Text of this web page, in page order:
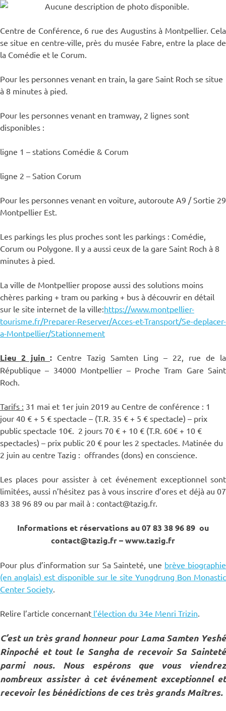
Centre de Conférence, 6 rue des Augustins à Montpellier. Cela
se situe en centre-ville, près du musée Fabre, entre la place de
la Comédie et le Corum.
Pour les personnes venant en train, la gare Saint Roch se situe
à 8 minutes à pied.
Pour les personnes venant en tramway, 2 lignes sont
disponibles :
ligne 1 – stations Comédie & Corum
ligne 2 – Sation Corum
Pour les personnes venant en voiture, autoroute A9 / Sortie 29
Montpellier Est.
Les parkings les plus proches sont les parkings : Comédie,
Corum ou Polygone. Il y a aussi ceux de la gare Saint Roch à 8
minutes à pied.
La ville de Montpellier propose aussi des solutions moins
chères parking + tram ou parking + bus à découvrir en détail
sur le site internet de la ville:https://www.montpellier-
tourisme.fr/Preparer-Reserver/Acces-et-Transport/Se-deplacer-
a-Montpellier/Stationnement
Lieu 2 juin : Centre Tazig Samten Ling – 22, rue de la
République – 34000 Montpellier – Proche Tram Gare Saint
Roch.
Tarifs : 31 mai et 1er juin 2019 au Centre de conférence : 1
jour 40 € + 5 € spectacle – (T.R. 35 € + 5 € spectacle) – prix
public spectacle 10€. 2 jours 70 € + 10 € (T.R. 60€ + 10 €
spectacles) – prix public 20 € pour les 2 spectacles. Matinée du
2 juin au centre Tazig : offrandes (dons) en conscience.
Les places pour assister à cet événement exceptionnel sont
limitées, aussi n’hésitez pas à vous inscrire d’ores et déjà au 07
83 38 96 89 ou par mail à : contact@tazig.fr.
Informations et réservations au 07 83 38 96 89 ou
contact@tazig.fr – www.tazig.fr
Pour plus d’information sur Sa Sainteté, une brève biographie
(en anglais) est disponible sur le site Yungdrung Bon Monastic
Center Society.
Relire l’article concernant l’élection du 34e Menri Trizin.
C’est un très grand honneur pour Lama Samten Yeshé
Rinpoché et tout le Sangha de recevoir Sa Sainteté
parmi nous. Nous espérons que vous viendrez
nombreux assister à cet événement exceptionnel et
recevoir les bénédictions de ces très grands Maîtres.